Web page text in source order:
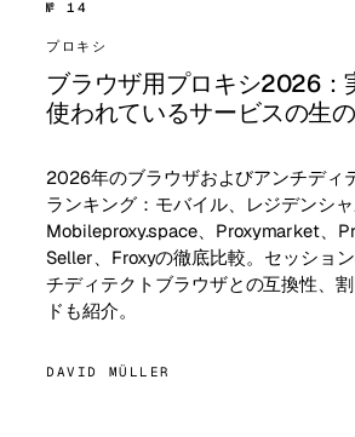
№ 14
プロキシ
ブラウザ用プロキシ2026：
使われているサービスの生
2026年のブラウザおよびアンチディ
ランキング：モバイル、レジデンシャ
Mobileproxy.space、Proxymarket、
Seller、Froxyの徹底比較。セッショ
チディテクトブラウザとの互換性、
ドも紹介。
DAVID MÜLLER